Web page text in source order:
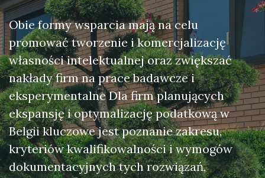
Obie formy wsparcia mają na celu
promować tworzenie i komercjalizację
własności intelektualnej oraz zwiększać
nakłady firm na prace badawcze i
eksperymentalne Dla firm planujących
ekspansję i optymalizację podatkową w
Belgii kluczowe jest poznanie zakresu,
kryteriów kwalifikowalności i wymogów
dokumentacyjnych tych rozwiązań,